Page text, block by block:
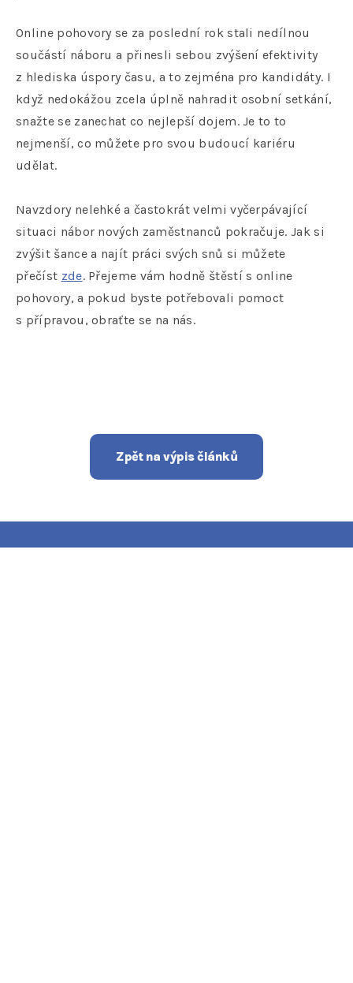
Online pohovory se za poslední rok stali nedílnou
součástí náboru a přinesli sebou zvýšení efektivity
z hlediska úspory času, a to zejména pro kandidáty. I
když nedokážou zcela úplně nahradit osobní setkání,
snažte se zanechat co nejlepší dojem. Je to to
nejmenší, co můžete pro svou budoucí kariéru
udělat.
Navzdory nelehké a častokrát velmi vyčerpávající
situaci nábor nových zaměstnanců pokračuje. Jak si
zvýšit šance a najít práci svých snů si můžete
přečíst zde. Přejeme vám hodně štěstí s online
pohovory, a pokud byste potřebovali pomoct
s přípravou, obraťte se na nás.
Zpět na výpis článků